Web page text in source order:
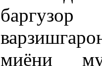
миёни